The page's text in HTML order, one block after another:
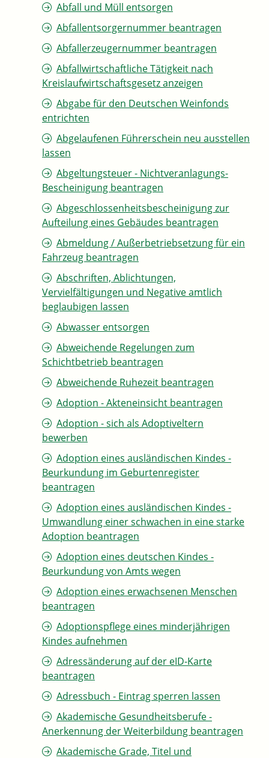
Abfall und Müll entsorgen
Abfallentsorgernummer beantragen
Abfallerzeugernummer beantragen
Abfallwirtschaftliche Tätigkeit nach
Kreislaufwirtschaftsgesetz anzeigen
Abgabe für den Deutschen Weinfonds
entrichten
Abgelaufenen Führerschein neu ausstellen
lassen
Abgeltungsteuer - Nichtveranlagungs-
Bescheinigung beantragen
Abgeschlossenheitsbescheinigung zur
Aufteilung eines Gebäudes beantragen
Abmeldung / Außerbetriebsetzung für ein
Fahrzeug beantragen
Abschriften, Ablichtungen,
Vervielfältigungen und Negative amtlich
beglaubigen lassen
Abwasser entsorgen
Abweichende Regelungen zum
Schichtbetrieb beantragen
Abweichende Ruhezeit beantragen
Adoption - Akteneinsicht beantragen
Adoption - sich als Adoptiveltern
bewerben
Adoption eines ausländischen Kindes -
Beurkundung im Geburtenregister
beantragen
Adoption eines ausländischen Kindes -
Umwandlung einer schwachen in eine starke
Adoption beantragen
Adoption eines deutschen Kindes -
Beurkundung von Amts wegen
Adoption eines erwachsenen Menschen
beantragen
Adoptionspflege eines minderjährigen
Kindes aufnehmen
Adressänderung auf der eID-Karte
beantragen
Adressbuch - Eintrag sperren lassen
Akademische Gesundheitsberufe -
Anerkennung der Weiterbildung beantragen
Akademische Grade, Titel und